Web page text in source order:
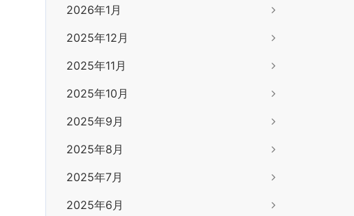
2026年1月
2025年12月
2025年11月
2025年10月
2025年9月
2025年8月
2025年7月
2025年6月